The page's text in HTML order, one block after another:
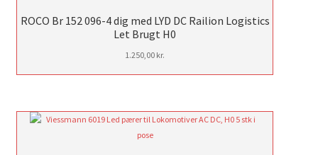
ROCO Br 152 096-4 dig med LYD DC Railion Logistics
Let Brugt H0
1.250,00 kr.